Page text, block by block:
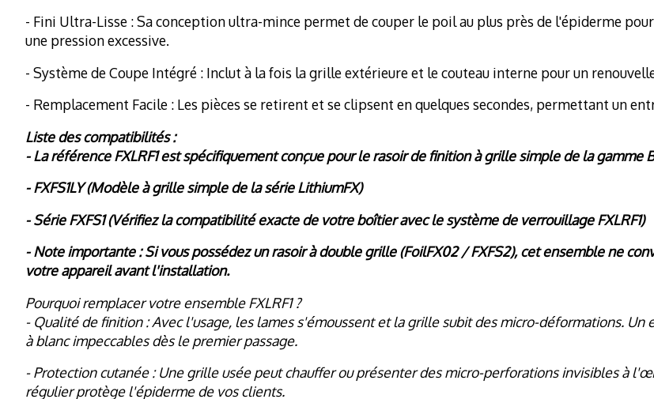
- Fini Ultra-Lisse : Sa conception ultra-mince permet de couper le poil au plus près de l'épiderme
une pression excessive.
- Système de Coupe Intégré : Inclut à la fois la grille extérieure et le couteau interne pour un
- Remplacement Facile : Les pièces se retirent et se clipsent en quelques secondes, permettant un
Liste des compatibilités :
- La référence FXLRF1 est spécifiquement conçue pour le rasoir de finition à grille simple de la gamme
- FXFS1LY (Modèle à grille simple de la série LithiumFX)
- Série FXFS1 (Vérifiez la compatibilité exacte de votre boîtier avec le système de verrouillage FXLRF1)
- Note importante : Si vous possédez un rasoir à double grille (FoilFX02 / FXFS2), cet ensemble ne
votre appareil avant l'installation.
Pourquoi remplacer votre ensemble FXLRF1 ?
- Qualité de finition : Avec l'usage, les lames s'émoussent et la grille subit des micro-déformations.
à blanc impeccables dès le premier passage.
- Protection cutanée : Une grille usée peut chauffer ou présenter des micro-perforations invisibles à
régulier protège l'épiderme de vos clients.